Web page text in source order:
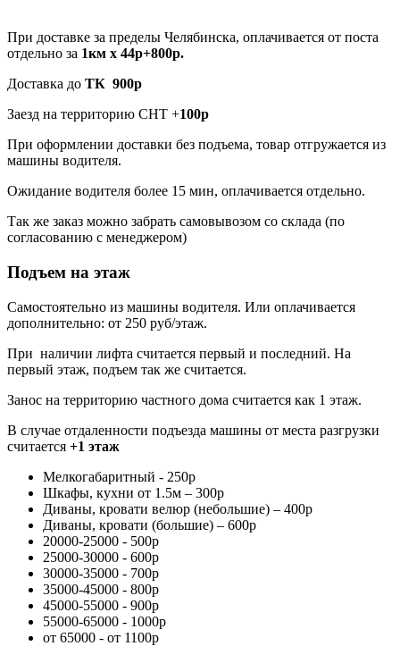
При доставке за пределы Челябинска, оплачивается от поста
отдельно за 1км х 44р+800р.
Доставка до ТК 900р
Заезд на территорию СНТ +100р
При оформлении доставки без подъема, товар отгружается из
машины водителя.
Ожидание водителя более 15 мин, оплачивается отдельно.
Так же заказ можно забрать самовывозом со склада (по
согласованию с менеджером)
Подъем на этаж
Самостоятельно из машины водителя. Или оплачивается
дополнительно: от 250 руб/этаж.
При наличии лифта считается первый и последний. На
первый этаж, подъем так же считается.
Занос на территорию частного дома считается как 1 этаж.
В случае отдаленности подъезда машины от места разгрузки
считается +1 этаж
Мелкогабаритный - 250р
Шкафы, кухни от 1.5м – 300р
Диваны, кровати велюр (небольшие) – 400р
Диваны, кровати (большие) – 600р
20000-25000 - 500р
25000-30000 - 600р
30000-35000 - 700р
35000-45000 - 800р
45000-55000 - 900р
55000-65000 - 1000р
от 65000 - от 1100р